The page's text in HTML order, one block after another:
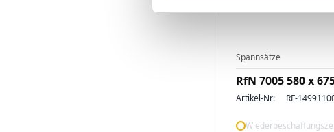
Spannsätze
RfN 7005 580 x
Artikel-Nr: RF-